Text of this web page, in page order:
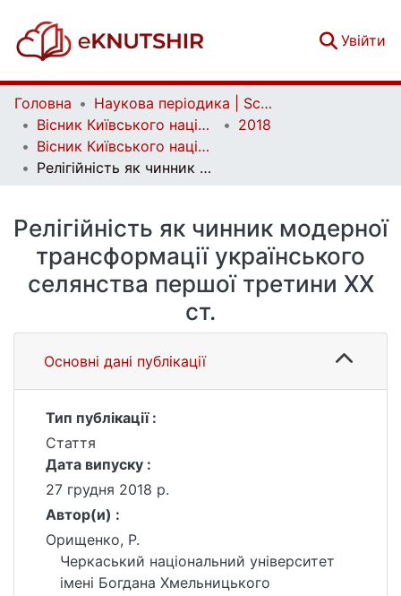
Увійти
Головна
Наукова періодика | Scientific periodicals
Вісник Київського національного університету імені Тараса Шевченка. Історія | Bulletin of Taras Shevchenko National University of Kyiv. History
2018
Вісник Київського національного університету імені Тараса Шевченка. Історія. Вип. 4(139)
Релігійність як чинник модерної трансформації українського селянства першої третини ХХ ст.
Релігійність як чинник модерної
трансформації українського
селянства першої третини ХХ
ст.
Основні дані публікації
Тип публікації :
Стаття
Дата випуску :
27 грудня 2018 р.
Автор(и) :
Орищенко, Р.
Черкаський національний університет
імені Богдана Хмельницького